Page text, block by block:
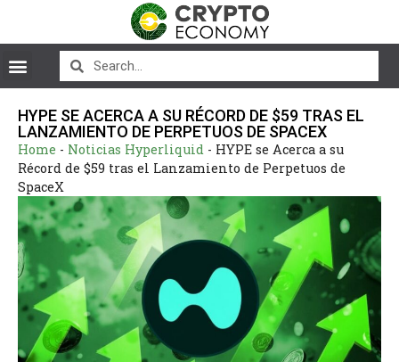
HYPE SE ACERCA A SU RÉCORD DE $59 TRAS EL
LANZAMIENTO DE PERPETUOS DE SPACEX
Home - Noticias Hyperliquid - HYPE se Acerca a su
Récord de $59 tras el Lanzamiento de Perpetuos de
SpaceX